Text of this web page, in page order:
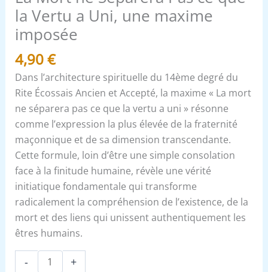
la Vertu a Uni, une maxime
imposée
4,90€
Dans l’architecture spirituelle du 14ème degré du
Rite Écossais Ancien et Accepté, la maxime « La mort
ne séparera pas ce que la vertu a uni » résonne
comme l’expression la plus élevée de la fraternité
maçonnique et de sa dimension transcendante.
Cette formule, loin d’être une simple consolation
face à la finitude humaine, révèle une vérité
initiatique fondamentale qui transforme
radicalement la compréhension de l’existence, de la
mort et des liens qui unissent authentiquement les
êtres humains.
-
a
Uni,
une
maxime
imposée
+